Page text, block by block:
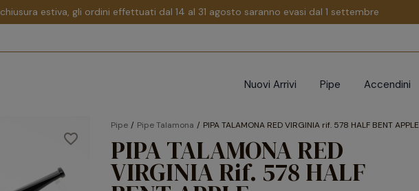
estiva, gli ordini effettuati dal 14 al 31 agosto saranno evasi dal 1 settembre
Nuovi Arrivi Pipe Accendini
favorite_border
Pipe Pipe Talamona PIPA TALAMONA RED VIRGINIA rif. 578 HALF BENT APPLE
PIPA TALAMONA RED
VIRGINIA Rif. 578 HALF